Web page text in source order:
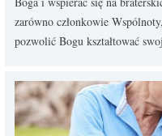
zarówno członkowie
pozwolić Bogu kształtować